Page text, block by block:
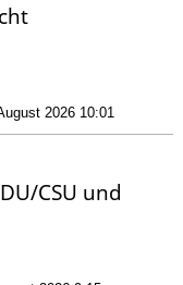
2026 10:01
CSU und